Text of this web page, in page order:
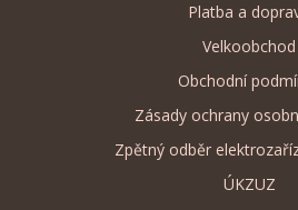
Platba a
Velkoobchod
Obchodní
Zásady ochrany
Zpětný odběr
ÚKZUZ